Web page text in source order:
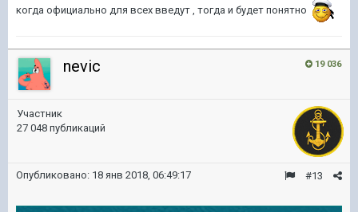
когда официально для всех введут , тогда и будет понятно
19 036
nevic
Участник
27 048 публикаций
#13
Опубликовано: 18 янв 2018, 06:49:17